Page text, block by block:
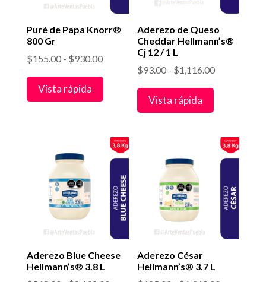
Puré de Papa Knorr®
800 Gr
$155.00 - $930.00Rango
desde
hasta
$930.00
Vista rápida
Aderezo de Queso
Cheddar Hellmann’s®
Cj 12 / 1 L
$93.00 - $1,116.00Rango
hasta
$1,116.00
Vista rápida
Aderezo Blue Cheese
Hellmann’s® 3.8 L
Aderezo César
Hellmann’s® 3.7 L